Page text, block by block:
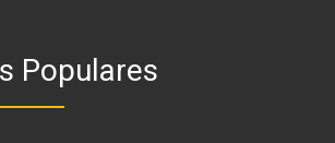
Populares